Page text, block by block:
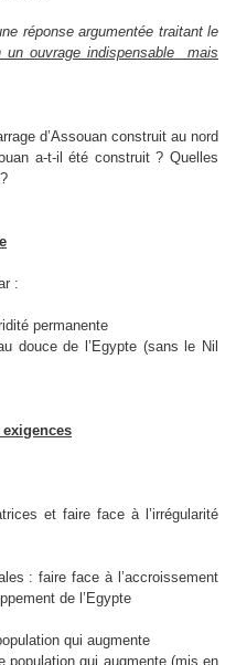
réponse argumentée traitant le
un ouvrage indispensable
mais
d’Assouan construit au nord
a-t-il été construit ? Quelles
:
permanente
douce de l’Egypte (sans le Nil
et faire face à l’irrégularité
: faire face à l’accroissement
de l’Egypte
qui augmente
population qui augmente (mis en